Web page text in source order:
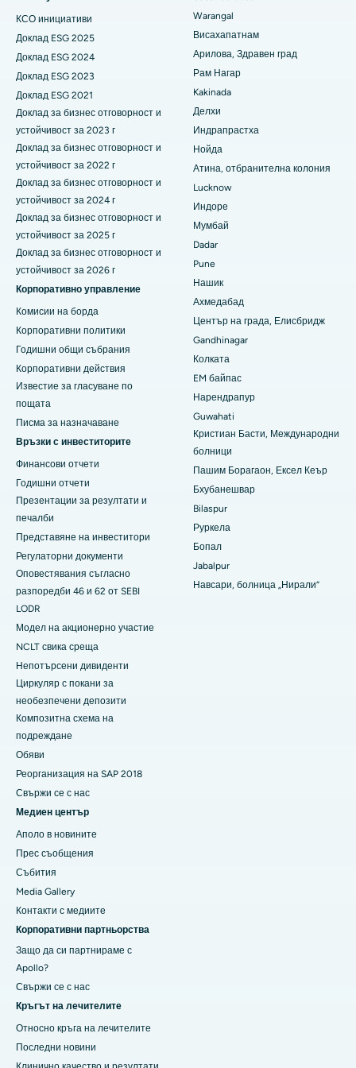
Най-добрата болница на главния път Сурярапета,
Какинада
Най-добрата болница на Canal Circular Road, Колката
Най-добрата болница в централния бизнес район Белапур,
Нави Мумбай
Най-добрата болница в Панчавати, Нашик
Най-добрата болница в Секундерабад, Хайдерабад
Най-добрата болница в Сешадрипурам, Бангалор
Най-добрата болница на Уолтейр Мейн Роуд,
Висакхапатнам
Най-добрата болница в Subhash Nagar Road, Каримнагар
Най-добрата болница в Манагари, Караикуди
Най-добрата болница в Арепали, Варангал
Най-добрата болница в колония Арера, Бхопал
Най-добрата болница в Джаянагар, Бангалор
Най-добрата болница в КК Нагар, Мадурай
Най-добрата болница в Ramji Nagar, Nellore
Най-добрата болница в Сектор-19, Руркела
Най-добрата болница в Суаргейт, Пуна
Най-добрата болница за жени с рак в Южен Делхи
Паратироидектомия
Циторедуктивна хирургия
Тотален керамичен протез за колянна става
ERCP
КСО инициативи
Доклад ESG 2025
Доклад ESG 2024
Доклад ESG 2023
Доклад ESG 2021
Доклад за бизнес отговорност и
устойчивост за 2023 г
Доклад за бизнес отговорност и
устойчивост за 2022 г
Доклад за бизнес отговорност и
устойчивост за 2024 г
Доклад за бизнес отговорност и
устойчивост за 2025 г
Доклад за бизнес отговорност и
устойчивост за 2026 г
Корпоративно управление
Комисии на борда
Корпоративни политики
Годишни общи събрания
Корпоративни действия
Известие за гласуване по
пощата
Писма за назначаване
Връзки с инвеститорите
Финансови отчети
Годишни отчети
Презентации за резултати и
печалби
Представяне на инвеститори
Регулаторни документи
Оповестявания съгласно
разпоредби 46 и 62 от SEBI
LODR
Модел на акционерно участие
NCLT свика среща
Непотърсени дивиденти
Циркуляр с покани за
необезпечени депозити
Композитна схема на
подреждане
Обяви
Реорганизация на SAP 2018
Свържи се с нас
Медиен център
Аполо в новините
Прес съобщения
Събития
Media Gallery
​​​​​Контакти с медиите
Корпоративни партньорства
Защо да си партнираме с
Apollo?
Свържи се с нас
Кръгът на лечителите
Относно кръга на лечителите
Последни новини
Warangal
Висахапатнам
Арилова, Здравен град
Рам Нагар
Kakinada
Делхи
Индрапрастха
Нойда
Атина, отбранителна колония
Lucknow
Индоре
Мумбай
Dadar
Pune
Нашик
Ахмедабад
Център на града, Елисбридж
Gandhinagar
Колката
EM байпас
Нарендрапур
Guwahati
Кристиан Басти, Международни
болници
Пашим Борагаон, Ексел Кеър
Бхубанешвар
Bilaspur
Руркела
Бопал
Jabalpur
Навсари, болница „Нирали“